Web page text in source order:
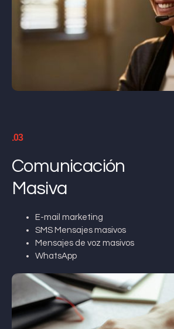
.03
Comunicación
Masiva
E-mail marketing
SMS Mensajes masivos
Mensajes de voz masivos
WhatsApp